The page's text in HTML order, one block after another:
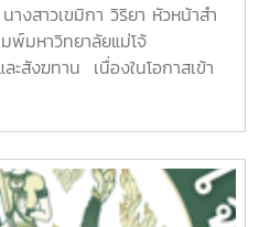
งสาวเขมิกา วิริยา หัวหน้าสำ
กพิมพ์มหาวิทยาลัยแม่โจ้
สังฆทาน เนื่องในโอกาสเข้า
ม่แฝก อำเภอสันทราย